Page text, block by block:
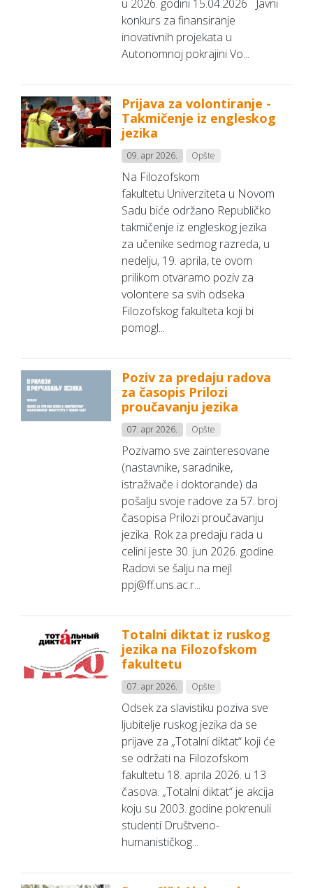
u 2026. godini 15.04.2026 Javni
konkurs za finansiranje
inovativnih projekata u
Autonomnoj pokrajini Vo...
Prijava za volontiranje -
Takmičenje iz engleskog
jezika
09. apr 2026. Opšte
Na Filozofskom
fakultetu Univerziteta u Novom
Sadu biće održano Republičko
takmičenje iz engleskog jezika
za učenike sedmog razreda, u
nedelju, 19. aprila, te ovom
prilikom otvaramo poziv za
volontere sa svih odseka
Filozofskog fakulteta koji bi
pomogl...
Poziv za predaju radova
za časopis Prilozi
proučavanju jezika
07. apr 2026. Opšte
Pozivamo sve zainteresovane
(nastavnike, saradnike,
istraživače i doktorande) da
pošalju svoje radove za 57. broj
časopisa Prilozi proučavanju
jezika. Rok za predaju rada u
celini jeste 30. jun 2026. godine.
Radovi se šalju na mejl
ppj@ff.uns.ac.r...
Totalni diktat iz ruskog
jezika na Filozofskom
fakultetu
07. apr 2026. Opšte
Odsek za slavistiku poziva sve
ljubitelje ruskog jezika da se
prijave za „Totalni diktat“ koji će
se održati na Filozofskom
fakultetu 18. aprila 2026. u 13
časova. „Totalni diktat“ je akcija
koju su 2003. godine pokrenuli
studenti Društveno-
humanističkog...